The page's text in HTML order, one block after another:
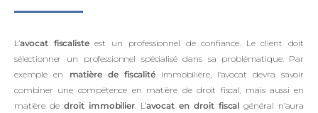
L’avocat fiscalisteest un professionnel de confiance. Le client doit
sélectionner un professionnel spécialisé dans sa problématique. Par
exemple en matière de fiscalitéimmobilière, l’avocat devra savoir
combiner une compétence en matière de droit fiscal, mais aussi en
matière dedroit immobilier. L’avocat en droit fiscal général n’aura